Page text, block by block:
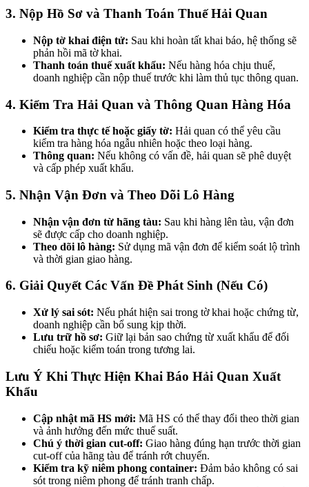
3. Nộp Hồ Sơ và Thanh Toán Thuế Hải Quan
Nộp tờ khai điện tử: Sau khi hoàn tất khai báo, hệ thống sẽ
phản hồi mã tờ khai.
Thanh toán thuế xuất khẩu: Nếu hàng hóa chịu thuế,
doanh nghiệp cần nộp thuế trước khi làm thủ tục thông quan.
4. Kiểm Tra Hải Quan và Thông Quan Hàng Hóa
Kiểm tra thực tế hoặc giấy tờ: Hải quan có thể yêu cầu
kiểm tra hàng hóa ngẫu nhiên hoặc theo loại hàng.
Thông quan: Nếu không có vấn đề, hải quan sẽ phê duyệt
và cấp phép xuất khẩu.
5. Nhận Vận Đơn và Theo Dõi Lô Hàng
Nhận vận đơn từ hãng tàu: Sau khi hàng lên tàu, vận đơn
sẽ được cấp cho doanh nghiệp.
Theo dõi lô hàng: Sử dụng mã vận đơn để kiểm soát lộ trình
và thời gian giao hàng.
6. Giải Quyết Các Vấn Đề Phát Sinh (Nếu Có)
Xử lý sai sót: Nếu phát hiện sai trong tờ khai hoặc chứng từ,
doanh nghiệp cần bổ sung kịp thời.
Lưu trữ hồ sơ: Giữ lại bản sao chứng từ xuất khẩu để đối
chiếu hoặc kiểm toán trong tương lai.
Lưu Ý Khi Thực Hiện Khai Báo Hải Quan Xuất
Khẩu
Cập nhật mã HS mới: Mã HS có thể thay đổi theo thời gian
và ảnh hưởng đến mức thuế suất.
Chú ý thời gian cut-off: Giao hàng đúng hạn trước thời gian
cut-off của hãng tàu để tránh rớt chuyến.
Kiểm tra kỹ niêm phong container: Đảm bảo không có sai
sót trong niêm phong để tránh tranh chấp.